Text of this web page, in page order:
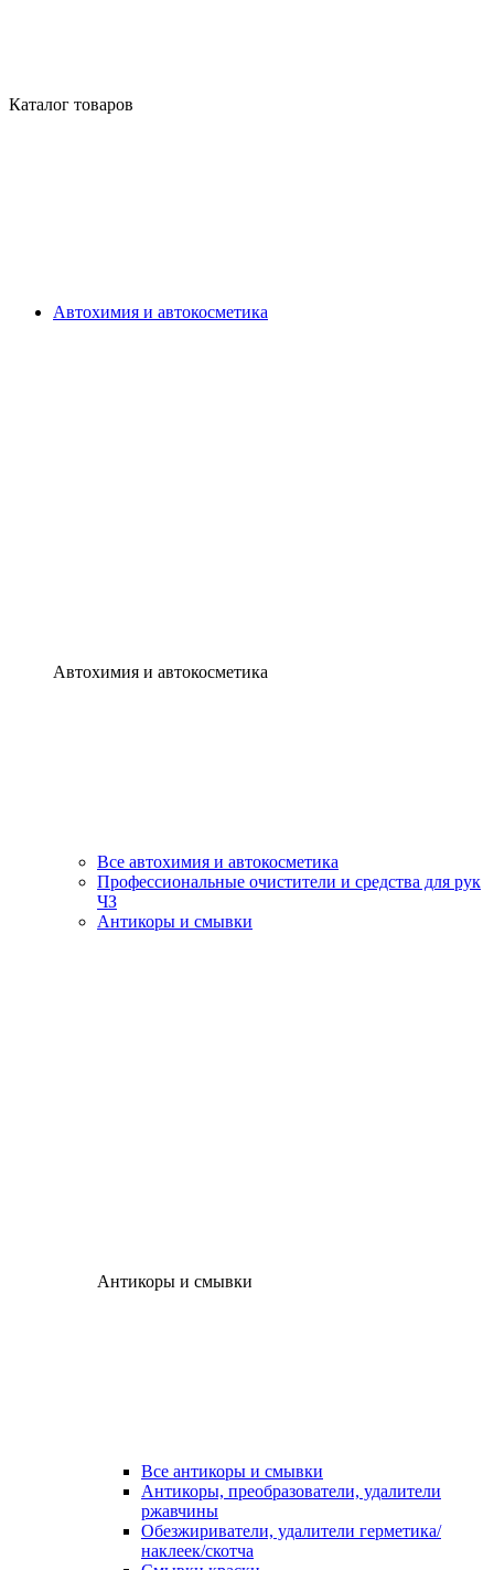
Каталог товаров
Автохимия и автокосметика
Автохимия и автокосметика
Все автохимия и автокосметика
Профессиональные очистители и средства для рук
ЧЗ
Антикоры и смывки
Антикоры и смывки
Все антикоры и смывки
Антикоры, преобразователи, удалители
ржавчины
Обезжириватели, удалители герметика/
наклеек/скотча